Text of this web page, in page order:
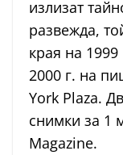
излизат
развежда,
края на
2000 г. на
York Plaza.
снимки за 1
Magazine.